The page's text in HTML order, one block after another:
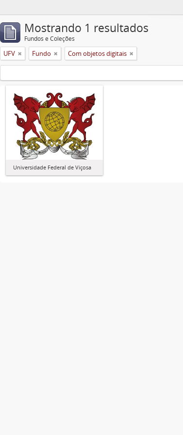
Mostrando 1 resultados
Fundos e Coleções
UFV Fundo Com objetos digitais
Universidade Federal de Viçosa